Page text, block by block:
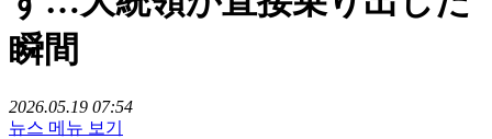
瞬間
2026.05.19 07:54
뉴스 메뉴 보기